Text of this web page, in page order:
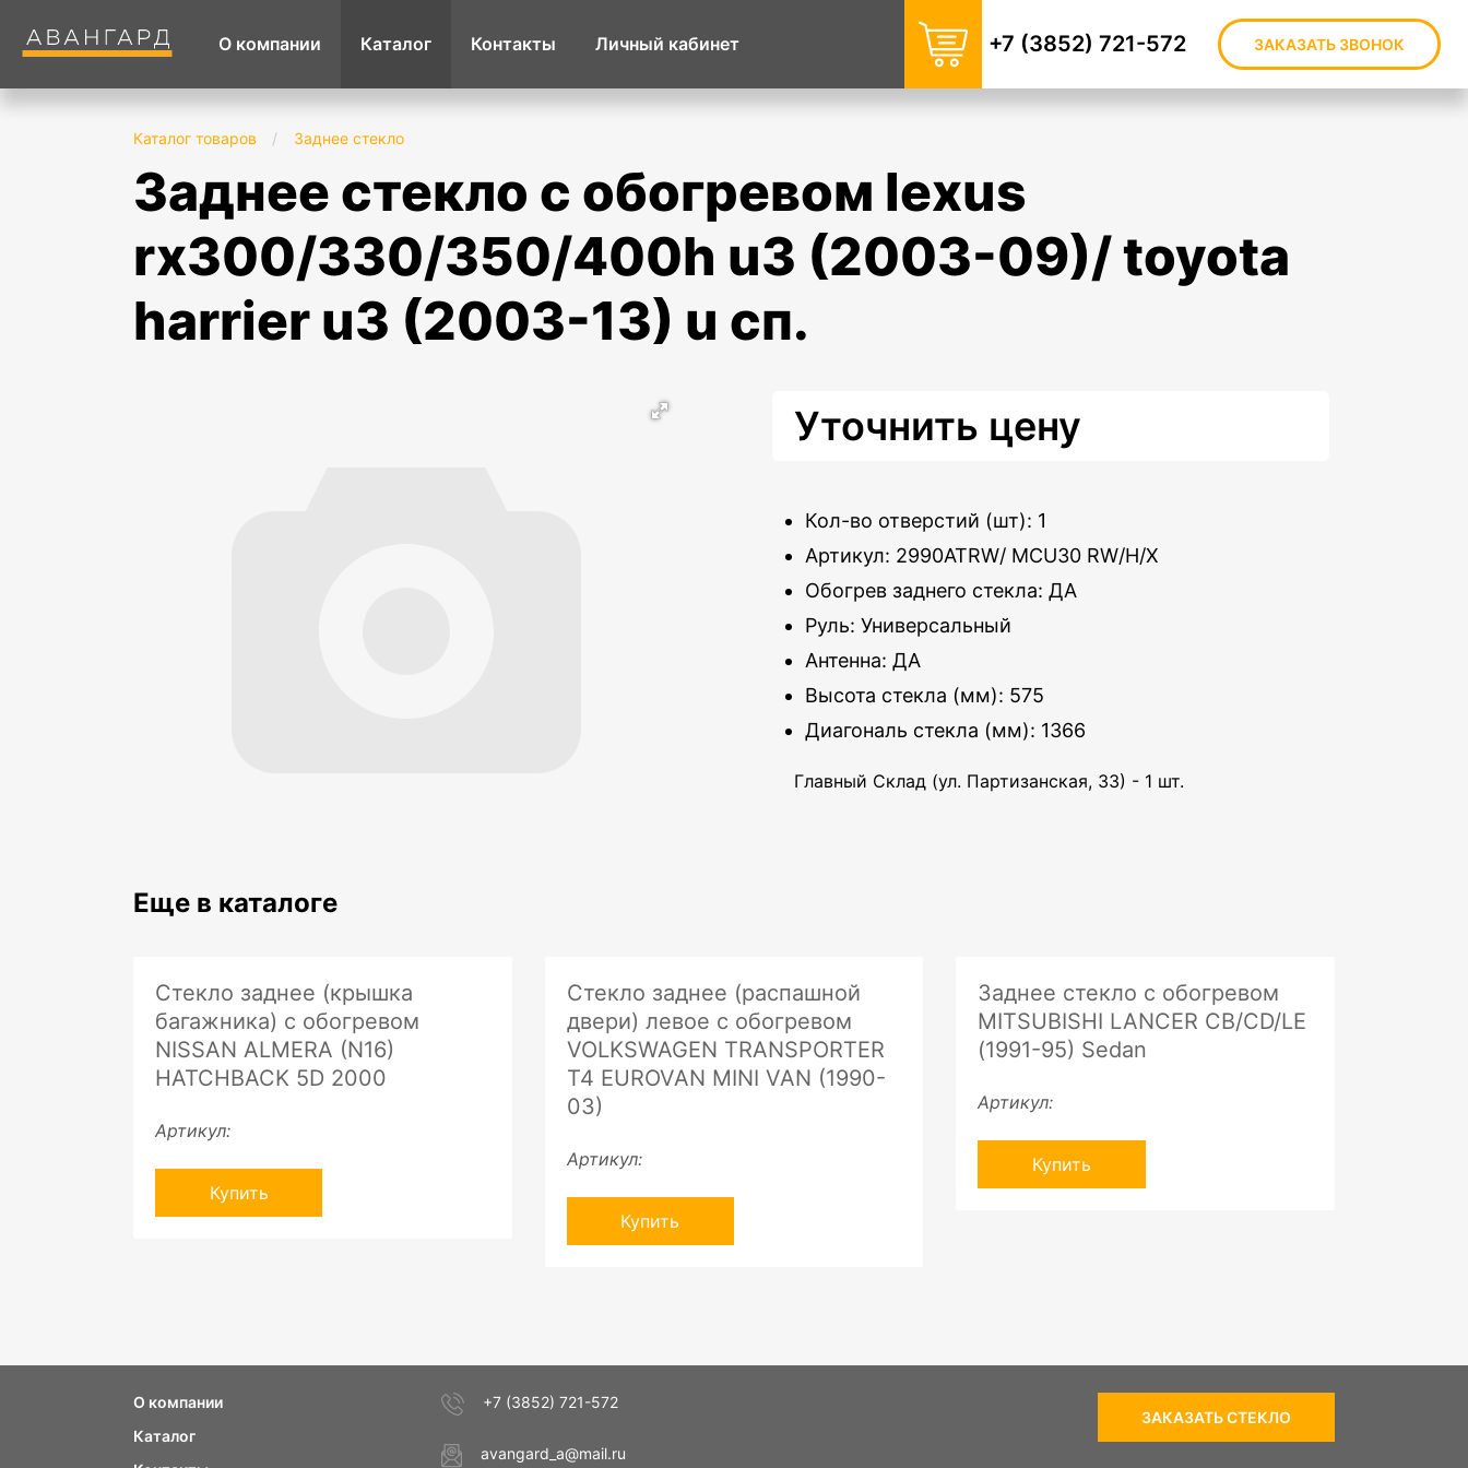
О компании Каталог Контакты Личный кабинет +7 (3852) 721-572 ЗАКАЗАТЬ ЗВОНОК
Каталог товаров / Заднее стекло
заднее стекло с обогревом lexus
rx300/330/350/400h u3 (2003-09)/ toyota
harrier u3 (2003-13) u сп.
Уточнить цену
Кол-во отверстий (шт): 1
Артикул: 2990ATRW/ MCU30 RW/H/X
Обогрев заднего стекла: ДА
Руль: Универсальный
Антенна: ДА
Высота стекла (мм): 575
Диагональ стекла (мм): 1366
Главный Склад (ул. Партизанская, 33) - 1 шт.
Еще в каталоге
Стекло заднее (крышка
багажника) с обогревом
NISSAN ALMERA (N16)
HATCHBACK 5D 2000
Артикул:
Купить
Стекло заднее (распашной
двери) левое с обогревом
VOLKSWAGEN TRANSPORTER
T4 EUROVAN MINI VAN (1990-
03)
Артикул:
Купить
Заднее стекло с обогревом
MITSUBISHI LANCER CB/CD/LE
(1991-95) Sedan
Артикул:
Купить
О компании
Каталог
+7 (3852) 721-572
avangard_a@mail.ru
ЗАКАЗАТЬ СТЕКЛО